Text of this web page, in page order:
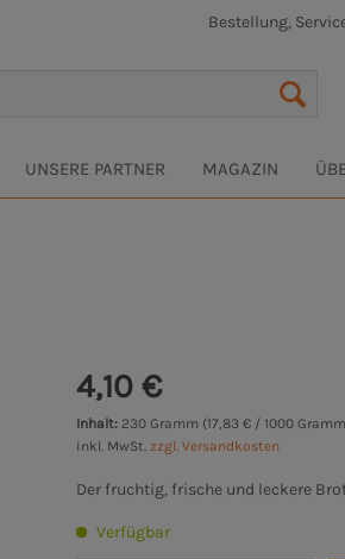
Bestellung,
UNSERE PARTNER MAGAZIN
4,10 €
Inhalt: 230 Gramm (17,83 € / 1000
inkl. MwSt.zzgl. Versandkosten
Der fruchtig, frische und leckere
Verfügbar